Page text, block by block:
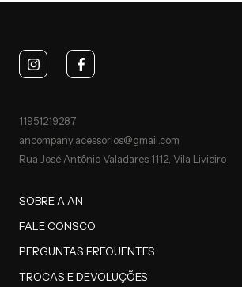
11951219287
ancompany.acessorios@gmail.com
Rua José Antônio Valadares 1112, Vila Livieiro
SOBRE A AN
FALE CONSCO
PERGUNTAS FREQUENTES
TROCAS E DEVOLUÇÕES